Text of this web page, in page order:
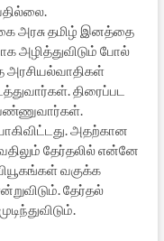
அரசு தமிழ் இனத்தை
அழித்துவிடும் போல்
அரசியல்வாதிகள்
திரைப்பட
பண்ணுவார்கள்.
அதற்கான
தேர்தலில் என்னே
வகுக்க
தேர்தல்